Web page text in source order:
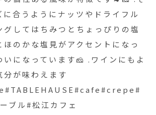
に合うようにナッツやドライフル
グしてはちみつとちょっぴりの塩
ほのかな塩見がアクセントになっ
いになっています🧀 .ワインにもよ
分が味わえます
ブル#松江カフェ